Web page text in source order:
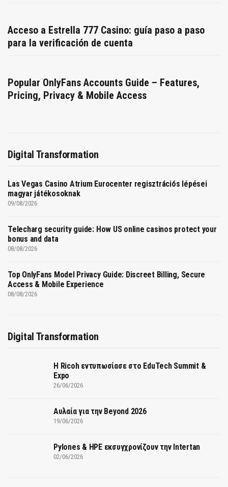
Acceso a Estrella 777 Casino: guía paso a paso
para la verificación de cuenta
Popular OnlyFans Accounts Guide – Features,
Pricing, Privacy & Mobile Access
Digital Transformation
Las Vegas Casino Atrium Eurocenter regisztrációs lépései
magyar játékosoknak
09/08/2026
Telecharg security guide: How US online casinos protect your
bonus and data
08/08/2026
Top OnlyFans Model Privacy Guide: Discreet Billing, Secure
Access & Mobile Experience
08/08/2026
Digital Transformation
Η Ricoh εντυπωσίασε στο EduTech Summit &
Expo
26/06/2026
Αυλαία για την Beyond 2026
19/06/2026
Pylones & HPE εκσυγχρονίζουν την Intertan
02/06/2026